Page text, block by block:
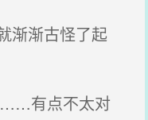
渐渐古怪了起
……有点不太对